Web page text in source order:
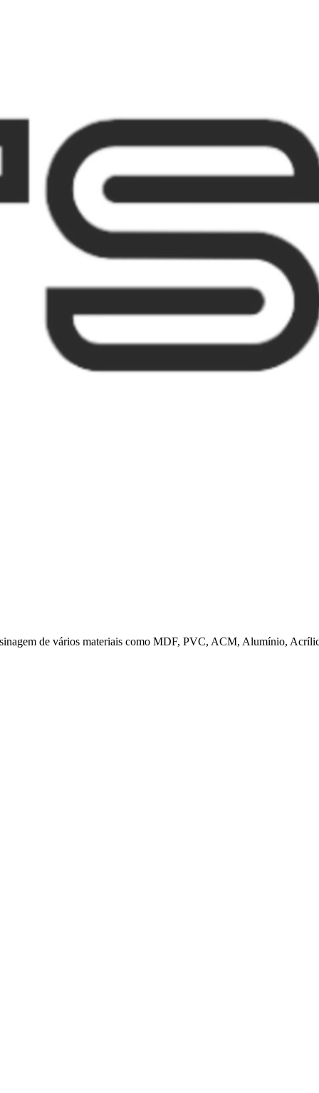
de vários materiais como MDF, PVC, ACM, Alumínio,